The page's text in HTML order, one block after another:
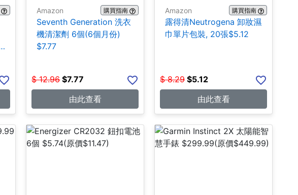
Amazon 購買指南
Seventh Generation 洗衣
機清潔劑 6個(6個月份)
$7.77
$ 12.96 $7.77
由此查看
Amazon 購買指南
露得清Neutrogena 卸妝濕
巾單片包裝, 20張$5.12
$ 8.29 $5.12
由此查看